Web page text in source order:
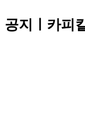
공지ㅣ카피